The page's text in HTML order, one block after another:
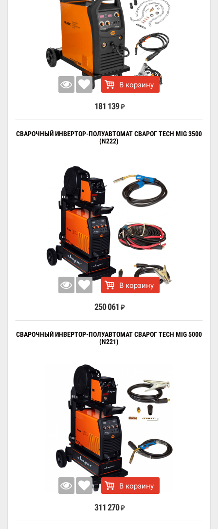
В корзину
181 139 ₽
СВАРОЧНЫЙ ИНВЕРТОР-ПОЛУАВТОМАТ СВАРОГ TECH MIG 3500
(N222)
В корзину
250 061 ₽
СВАРОЧНЫЙ ИНВЕРТОР-ПОЛУАВТОМАТ СВАРОГ TECH MIG 5000
(N221)
В корзину
311 270 ₽